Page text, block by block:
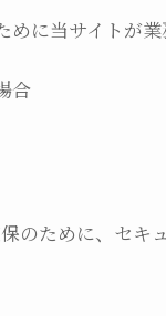
に当サイトが
合
のために、セキ